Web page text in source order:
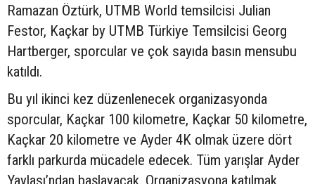
Ramazan Öztürk, UTMB World temsilcisi Julian
Festor, Kaçkar by UTMB Türkiye Temsilcisi Georg
Hartberger, sporcular ve çok sayıda basın mensubu
katıldı.
Bu yıl ikinci kez düzenlenecek organizasyonda
sporcular, Kaçkar 100 kilometre, Kaçkar 50 kilometre,
Kaçkar 20 kilometre ve Ayder 4K olmak üzere dört
farklı parkurda mücadele edecek. Tüm yarışlar Ayder